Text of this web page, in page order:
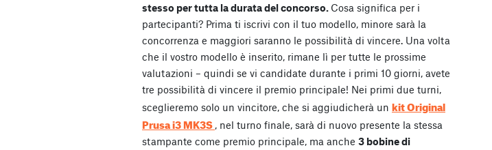
stesso per tutta la durata del concorso. Cosa significa per i
partecipanti? Prima ti iscrivi con il tuo modello, minore sarà la
concorrenza e maggiori saranno le possibilità di vincere. Una volta
che il vostro modello è inserito, rimane lì per tutte le prossime
valutazioni – quindi se vi candidate durante i primi 10 giorni, avete
tre possibilità di vincere il premio principale! Nei primi due turni,
sceglieremo solo un vincitore, che si aggiudicherà un kit Original
Prusa i3 MK3S , nel turno finale, sarà di nuovo presente la stessa
stampante come premio principale, ma anche 3 bobine di